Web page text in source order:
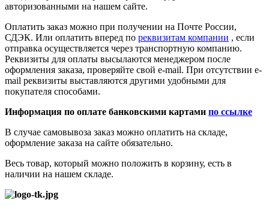
авторизованными на нашем сайте.
Оплатить заказ можно при получении на Почте России,
СДЭК. Или оплатить вперед по реквизитам компании , если
отправка осуществляется через транспортную компанию.
Реквизиты для оплаты высылаются менеджером после
оформления заказа, проверяйте свой e-mail. При отсутствии e-
mail реквизиты выставляются другими удобными для
покупателя способами.
Информация по оплате банковскими картами по ссылке
В случае самовывоза заказ можно оплатить на складе,
оформление заказа на сайте обязательно.
Весь товар, который можно положить в корзину, есть в
наличии на нашем складе.